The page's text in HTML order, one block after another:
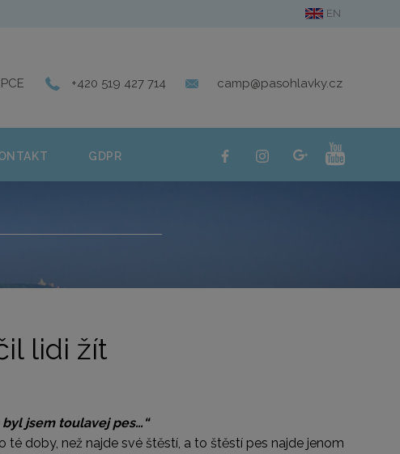
EN
+420 519 427 714 camp@pasohlavky.cz
GDPR
lidi žít
byl jsem toulavej pes…“
doby, než najde své štěstí, a to štěstí pes najde jenom